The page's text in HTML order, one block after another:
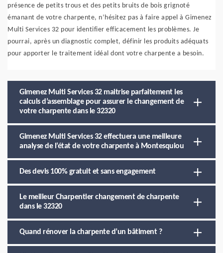
présence de petits trous et des petits bruits de bois grignoté
émanant de votre charpente, n’hésitez pas à faire appel à Gimenez
Multi Services 32 pour identifier efficacement les problèmes. Je
pourrai, après un diagnostic complet, définir les produits adéquats
pour apporter le traitement idéal dont votre charpente a besoin.
Gimenez Multi Services 32 maitrise parfaitement les
calculs d’assemblage pour assurer le changement de
votre charpente dans le 32320
Gimenez Multi Services 32 effectuera une meilleure
analyse de l’état de votre charpente à Montesquiou
Des devis 100% gratuit et sans engagement
Le meilleur Charpentier changement de charpente
dans le 32320
Quand rénover la charpente d’un bâtiment ?